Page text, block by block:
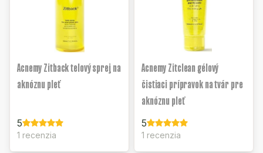
Acnemy Zitback telový sprej na
aknóznu pleť
5
1 recenzia
Acnemy Zitclean gélový
čistiaci prípravok na tvár pre
aknóznu pleť
5
1 recenzia